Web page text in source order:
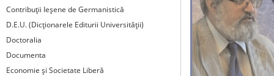
Contribuţii Ieşene de Germanistică
D.E.U. (Dicţionarele Editurii Universităţii)
Doctoralia
Documenta
Economie şi Societate Liberă